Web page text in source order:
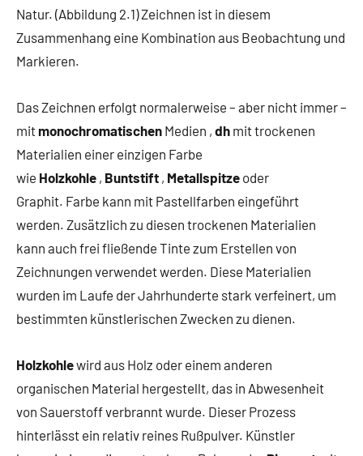
Natur. (Abbildung 2.1) Zeichnen ist in diesem
Zusammenhang eine Kombination aus Beobachtung und
Markieren.
Das Zeichnen erfolgt normalerweise – aber nicht immer –
mitmonochromatischen Medien , dh mit trockenen
Materialien einer einzigen Farbe
wie Holzkohle , Buntstift , Metallspitze oder
Graphit. Farbe kann mit Pastellfarben eingeführt
werden. Zusätzlich zu diesen trockenen Materialien
kann auch frei fließende Tinte zum Erstellen von
Zeichnungen verwendet werden. Diese Materialien
wurden im Laufe der Jahrhunderte stark verfeinert, um
bestimmten künstlerischen Zwecken zu dienen.
Holzkohlewird aus Holz oder einem anderen
organischen Material hergestellt, das in Abwesenheit
von Sauerstoff verbrannt wurde. Dieser Prozess
hinterlässt ein relativ reines Rußpulver. Künstler